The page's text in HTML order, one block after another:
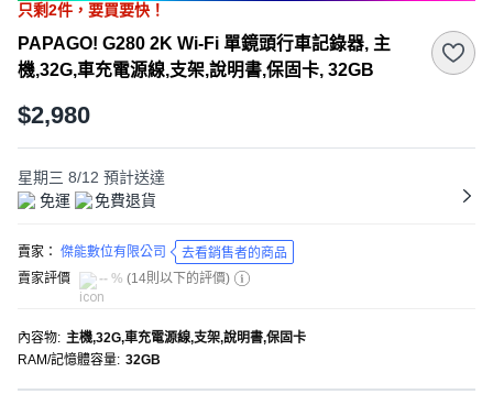
只剩2件， 要買要快！
PAPAGO! G280 2K Wi-Fi 單鏡頭行車記錄器, 主
機,32G,車充電源線,支架,說明書,保固卡, 32GB
$2,980
星期三 8/12 預計送達
免運
免費退貨
賣家： 傑能數位有限公司
去看銷售者的商品
賣家評價
-- % (14則以下的評價)
內容物: 主機,32G,車充電源線,支架,說明書,保固卡
RAM/記憶體容量: 32GB